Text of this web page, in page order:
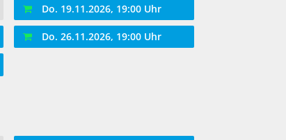
Do. 19.11.2026, 19:00 Uhr
Do. 26.11.2026, 19:00 Uhr